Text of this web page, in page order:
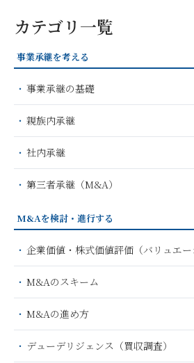
カテゴリ一覧
事業承継を考える
事業承継の基礎
親族内承継
社内承継
第三者承継（M&A）
M&Aを検討・進行する
企業価値・株式価値評価（バリュエー
M&Aのスキーム
M&Aの進め方
デューデリジェンス（買収調査）